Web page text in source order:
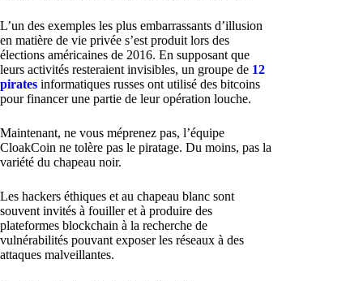
L’un des exemples les plus embarrassants d’illusion
en matière de vie privée s’est produit lors des
élections américaines de 2016. En supposant que
leurs activités resteraient invisibles, un groupe de 12
pirates informatiques russes ont utilisé des bitcoins
pour financer une partie de leur opération louche.
Maintenant, ne vous méprenez pas, l’équipe
CloakCoin ne tolère pas le piratage. Du moins, pas la
variété du chapeau noir.
Les hackers éthiques et au chapeau blanc sont
souvent invités à fouiller et à produire des
plateformes blockchain à la recherche de
vulnérabilités pouvant exposer les réseaux à des
attaques malveillantes.